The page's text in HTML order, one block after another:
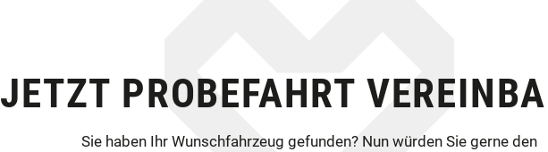
JETZT PROBEFAHRT
Sie haben Ihr Wunschfahrzeug gefunden? Nun würden Sie gerne den